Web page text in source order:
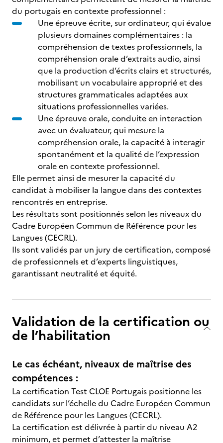
du portugais en contexte professionnel :
Une épreuve écrite, sur ordinateur, qui évalue
plusieurs domaines complémentaires : la
compréhension de textes professionnels, la
compréhension orale d’extraits audio, ainsi
que la production d’écrits clairs et structurés,
mobilisant un vocabulaire approprié et des
structures grammaticales adaptées aux
situations professionnelles variées.
Une épreuve orale, conduite en interaction
avec un évaluateur, qui mesure la
compréhension orale, la capacité à interagir
spontanément et la qualité de l’expression
orale en contexte professionnel.
Elle permet ainsi de mesurer la capacité du
candidat à mobiliser la langue dans des contextes
rencontrés en entreprise.
Les résultats sont positionnés selon les niveaux du
Cadre Européen Commun de Référence pour les
Langues (CECRL).
Ils sont validés par un jury de certification, composé
de professionnels et d’experts linguistiques,
garantissant neutralité et équité.
Validation de la certification ou
de l’habilitation
Le cas échéant, niveaux de maîtrise des
compétences :
La certification Test CLOE Portugais positionne les
candidats sur l’échelle du Cadre Européen Commun
de Référence pour les Langues (CECRL).
La certification est délivrée à partir du niveau A2
minimum, et permet d’attester la maîtrise